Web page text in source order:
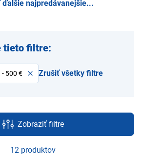
ďalšie najpredávanejšie...
tieto filtre:
- 500 € Zrušiť všetky filtre
Zobraziť filtre
12 produktov